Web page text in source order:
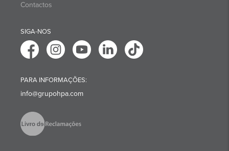
Contactos
SIGA-NOS
PARA INFORMAÇÕES:
info@grupohpa.com